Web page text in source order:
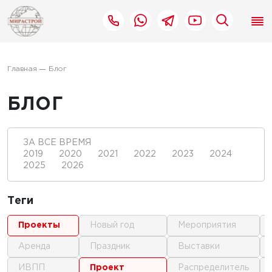
Главная Блог
БЛОГ
ЗА ВСЕ ВРЕМЯ
2019
2020 2021 2022 2023
2024
2025
2026
Теги
проекты
аренда
ИВПП
новый год
праздник
проект
мероприятия
выставки
распределитель